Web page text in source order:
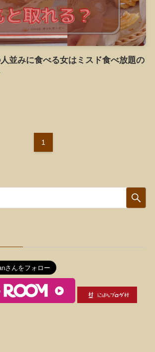
人並みに食べる女はミスド食べ放題の
1